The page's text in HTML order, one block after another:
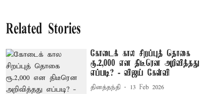
Related Stories
கோடைக் கால சிறப்புத் தொகை
ரூ.2,000 என திடீரென அறிவித்தது
எப்படி? - விஜய் கேள்வி
தினத்தந்தி 13 Feb 2026